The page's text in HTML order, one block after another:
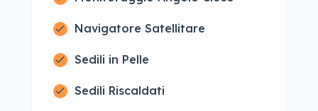
Navigatore Satellitare
Sedili in Pelle
Sedili Riscaldati